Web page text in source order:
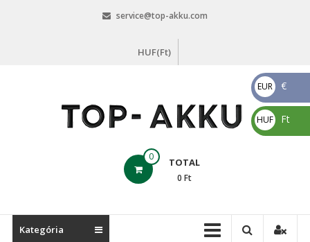
service@top-akku.com
HUF(Ft)
akku.com
0 TOTAL
0 Ft
Kategória
EUR
€
€
HUF
Ft
Ft